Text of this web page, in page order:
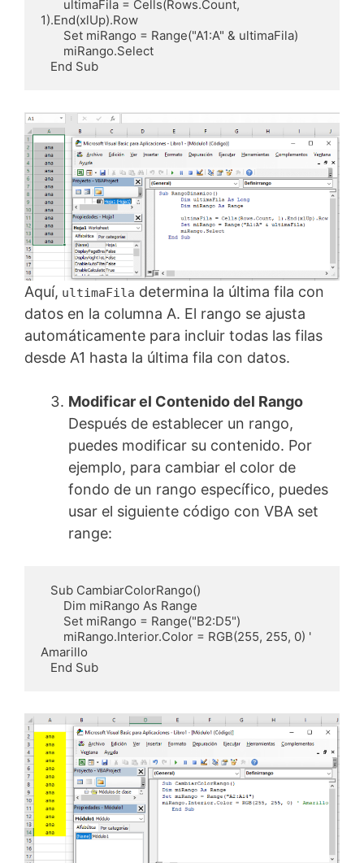
1).End(xlUp).Row
   End Sub
Aquí, ultimaFila determina la última fila con
datos en la columna A. El rango se ajusta
automáticamente para incluir todas las filas
desde A1 hasta la última fila con datos.
Modificar el Contenido del Rango
Después de establecer un rango,
puedes modificar su contenido. Por
ejemplo, para cambiar el color de
fondo de un rango específico, puedes
usar el siguiente código con VBA set
range:
Amarillo
   End Sub